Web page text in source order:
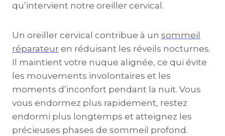
qu’intervient notre oreiller cervical.
Un oreiller cervical contribue à un sommeil
réparateur en réduisant les réveils nocturnes.
Il maintient votre nuque alignée, ce qui évite
les mouvements involontaires et les
moments d’inconfort pendant la nuit. Vous
vous endormez plus rapidement, restez
endormi plus longtemps et atteignez les
précieuses phases de sommeil profond.